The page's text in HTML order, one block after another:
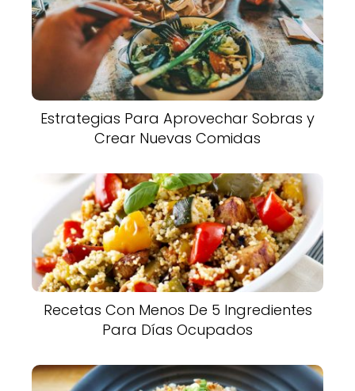
Estrategias Para Aprovechar Sobras y
Crear Nuevas Comidas
Recetas Con Menos De 5 Ingredientes
Para Días Ocupados